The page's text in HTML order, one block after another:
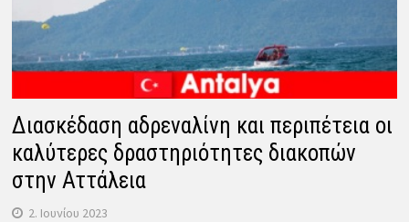
Διασκέδαση αδρεναλίνη και περιπέτεια οι
καλύτερες δραστηριότητες διακοπών
στην Αττάλεια
2. Ιουνίου 2023